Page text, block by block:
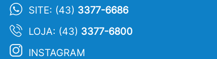
SITE: (43) 3377-6686
LOJA: (43) 3377-6800
INSTAGRAM